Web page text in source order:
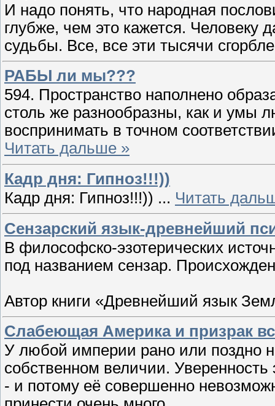
И надо понять, что народная
глубже, чем это кажется. Человеку
судьбы. Все, все эти тысячи
РАБЫ ли мы???
594. Пространство наполнено
столь же разнообразны, как и умы
воспринимать в точном
Читать дальше »
Кадр дня: Гипноз!!!))
Кадр дня: Гипноз!!!)) ... Читать
Сензарский язык-древнейший
В философско-эзотерических
под названием сензар.
Автор книги «Древнейший язык
Слабеющая Америка и призрак
У любой империи рано или поздно
собственном величии. Уверенность
- и потому её совершенно